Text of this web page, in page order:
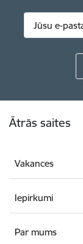
Ātrās saites
Vakances
Iepirkumi
Par mums